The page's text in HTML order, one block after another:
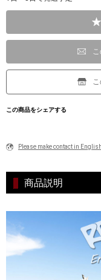
この商品をシェアする
Please make contact in
商品説明